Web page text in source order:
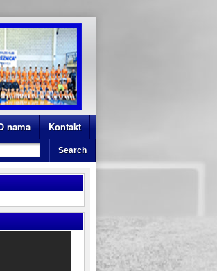
nama Kontakt